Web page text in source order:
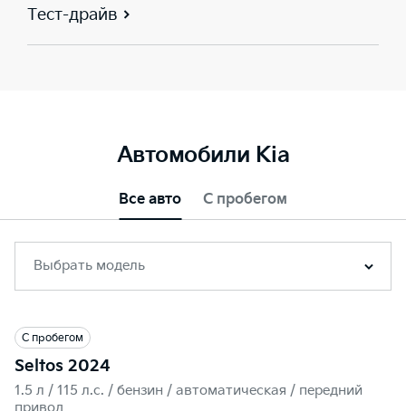
Тест-драйв
Автомобили Kia
Все авто С пробегом
Выбрать модель
С пробегом
Seltos 2024
1.5 л / 115 л.c. / бензин / автоматическая / передний
привод